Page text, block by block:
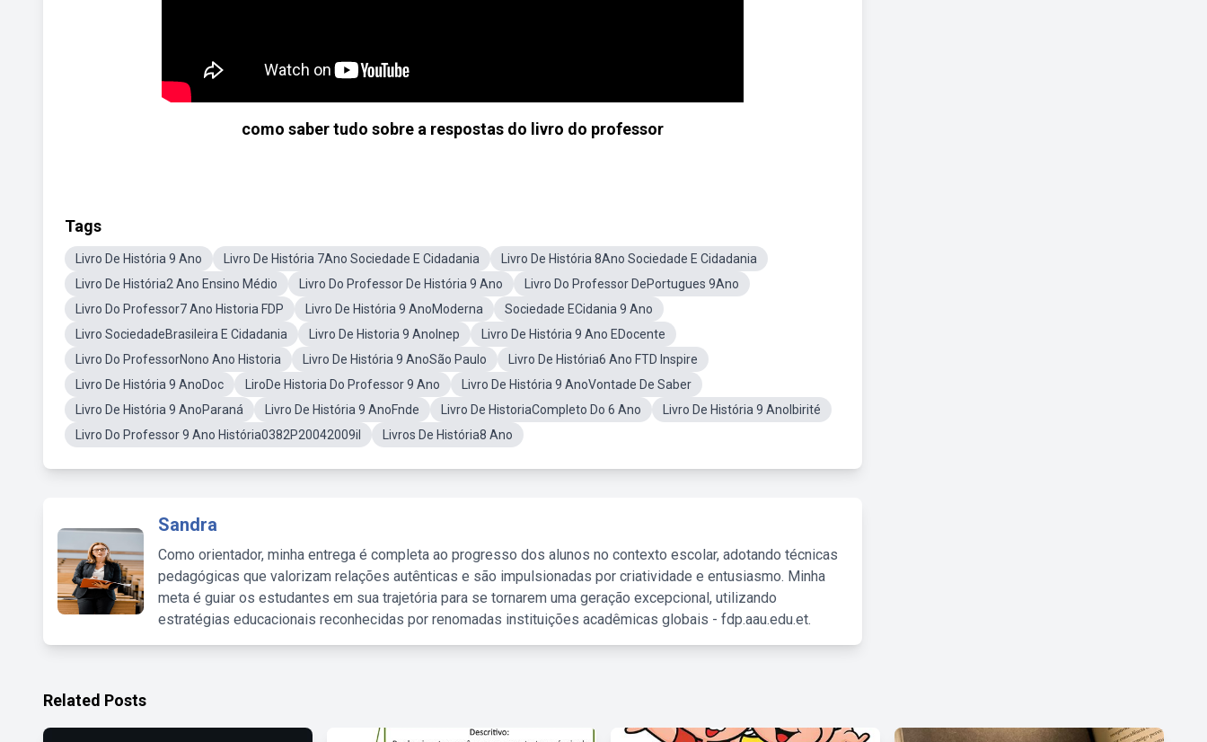
como saber tudo sobre a respostas do livro do professor
Tags
Livro De História 9 Ano Livro De História 7Ano Sociedade E Cidadania
Livro De História 8Ano Sociedade E Cidadania
Livro De História2 Ano Ensino Médio
Livro Do Professor De História 9 Ano
Livro Do Professor DePortugues 9Ano
Livro Do Professor7 Ano Historia FDP
Livro De História 9 AnoModerna
Sociedade ECidania 9 Ano
Livro SociedadeBrasileira E Cidadania
Livro De Historia 9 AnoInep
Livro De História 9 Ano EDocente
Livro Do ProfessorNono Ano Historia
Livro De História 9 AnoSão Paulo
Livro De História6 Ano FTD Inspire
Livro De História 9 AnoDoc
LiroDe Historia Do Professor 9 Ano
Livro De História 9 AnoVontade De Saber
Livro De História 9 AnoParaná
Livro De História 9 AnoFnde Livro De HistoriaCompleto Do 6 Ano
Livro De História 9 AnoIbirité
Livro Do Professor 9 Ano História0382P20042009il
Livros De História8 Ano
Sandra
Como orientador, minha entrega é completa ao progresso dos alunos no contexto escolar, adotando técnicas
pedagógicas que valorizam relações autênticas e são impulsionadas por criatividade e entusiasmo. Minha
meta é guiar os estudantes em sua trajetória para se tornarem uma geração excepcional, utilizando
estratégias educacionais reconhecidas por renomadas instituições acadêmicas globais - fdp.aau.edu.et.
Related Posts